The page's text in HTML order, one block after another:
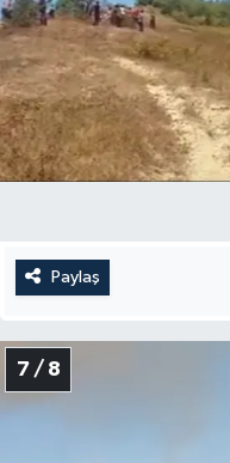
Paylaş
7 / 8